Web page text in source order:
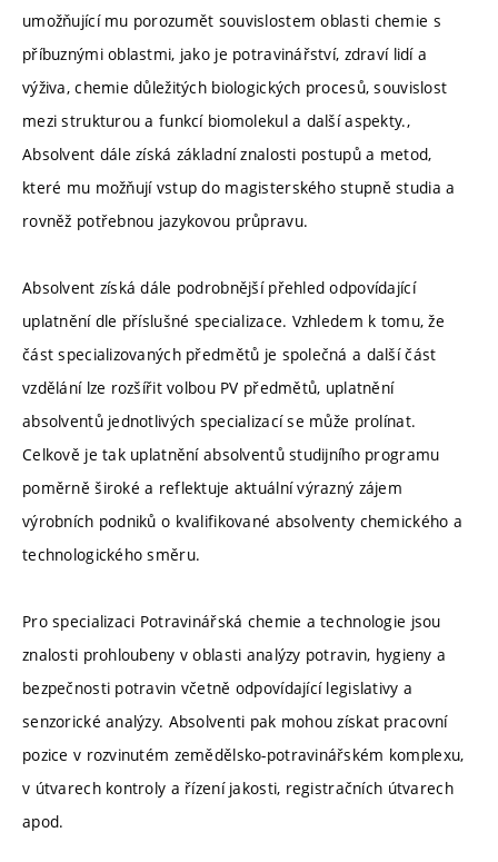
umožňující mu porozumět souvislostem oblasti chemie s
příbuznými oblastmi, jako je potravinářství, zdraví lidí a
výživa, chemie důležitých biologických procesů, souvislost
mezi strukturou a funkcí biomolekul a další aspekty.,
Absolvent dále získá základní znalosti postupů a metod,
které mu možňují vstup do magisterského stupně studia a
rovněž potřebnou jazykovou průpravu.
Absolvent získá dále podrobnější přehled odpovídající
uplatnění dle příslušné specializace. Vzhledem k tomu, že
část specializovaných předmětů je společná a další část
vzdělání lze rozšířit volbou PV předmětů, uplatnění
absolventů jednotlivých specializací se může prolínat.
Celkově je tak uplatnění absolventů studijního programu
poměrně široké a reflektuje aktuální výrazný zájem
výrobních podniků o kvalifikované absolventy chemického a
technologického směru.
Pro specializaci Potravinářská chemie a technologie jsou
znalosti prohloubeny v oblasti analýzy potravin, hygieny a
bezpečnosti potravin včetně odpovídající legislativy a
senzorické analýzy. Absolventi pak mohou získat pracovní
pozice v rozvinutém zemědělsko-potravinářském komplexu,
v útvarech kontroly a řízení jakosti, registračních útvarech
apod.